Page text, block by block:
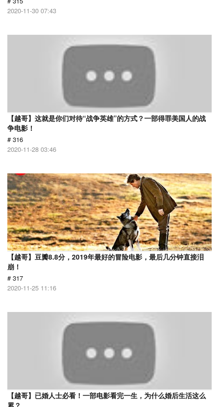
2020-11-30 07:43
【越哥】这就是你们对待“战争英雄”的方式？一部得罪美国人的战
争电影！
# 316
2020-11-28 03:46
【越哥】豆瓣8.8分，2019年最好的冒险电影，最后几分钟直接泪
崩！
# 317
2020-11-25 11:16
【越哥】已婚人士必看！一部电影看完一生，为什么婚后生活这么
累？